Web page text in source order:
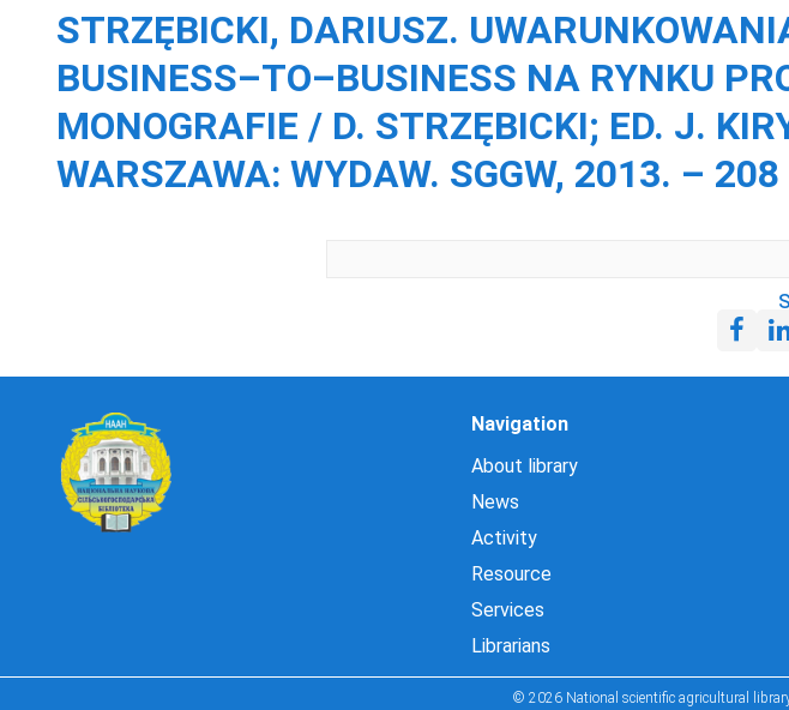
STRZĘBICKI, DARIUSZ.
BUSINESS–TO–BUSINESS NA RYNKU
MONOGRAFIE / D. STRZĘBICKI; ED. J.
WARSZAWA: WYDAW. SGGW, 2013. –
Navigation
About library
News
Activity
Resource
Services
Librarians
© 2026 National scientific agricultural